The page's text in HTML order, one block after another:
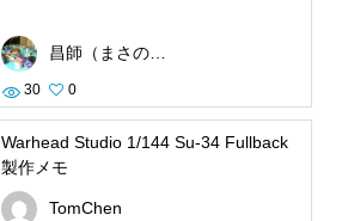
昌師（まさのり）
30 0
Warhead Studio 1/144 Su-34 Fullback
製作メモ
TomChen